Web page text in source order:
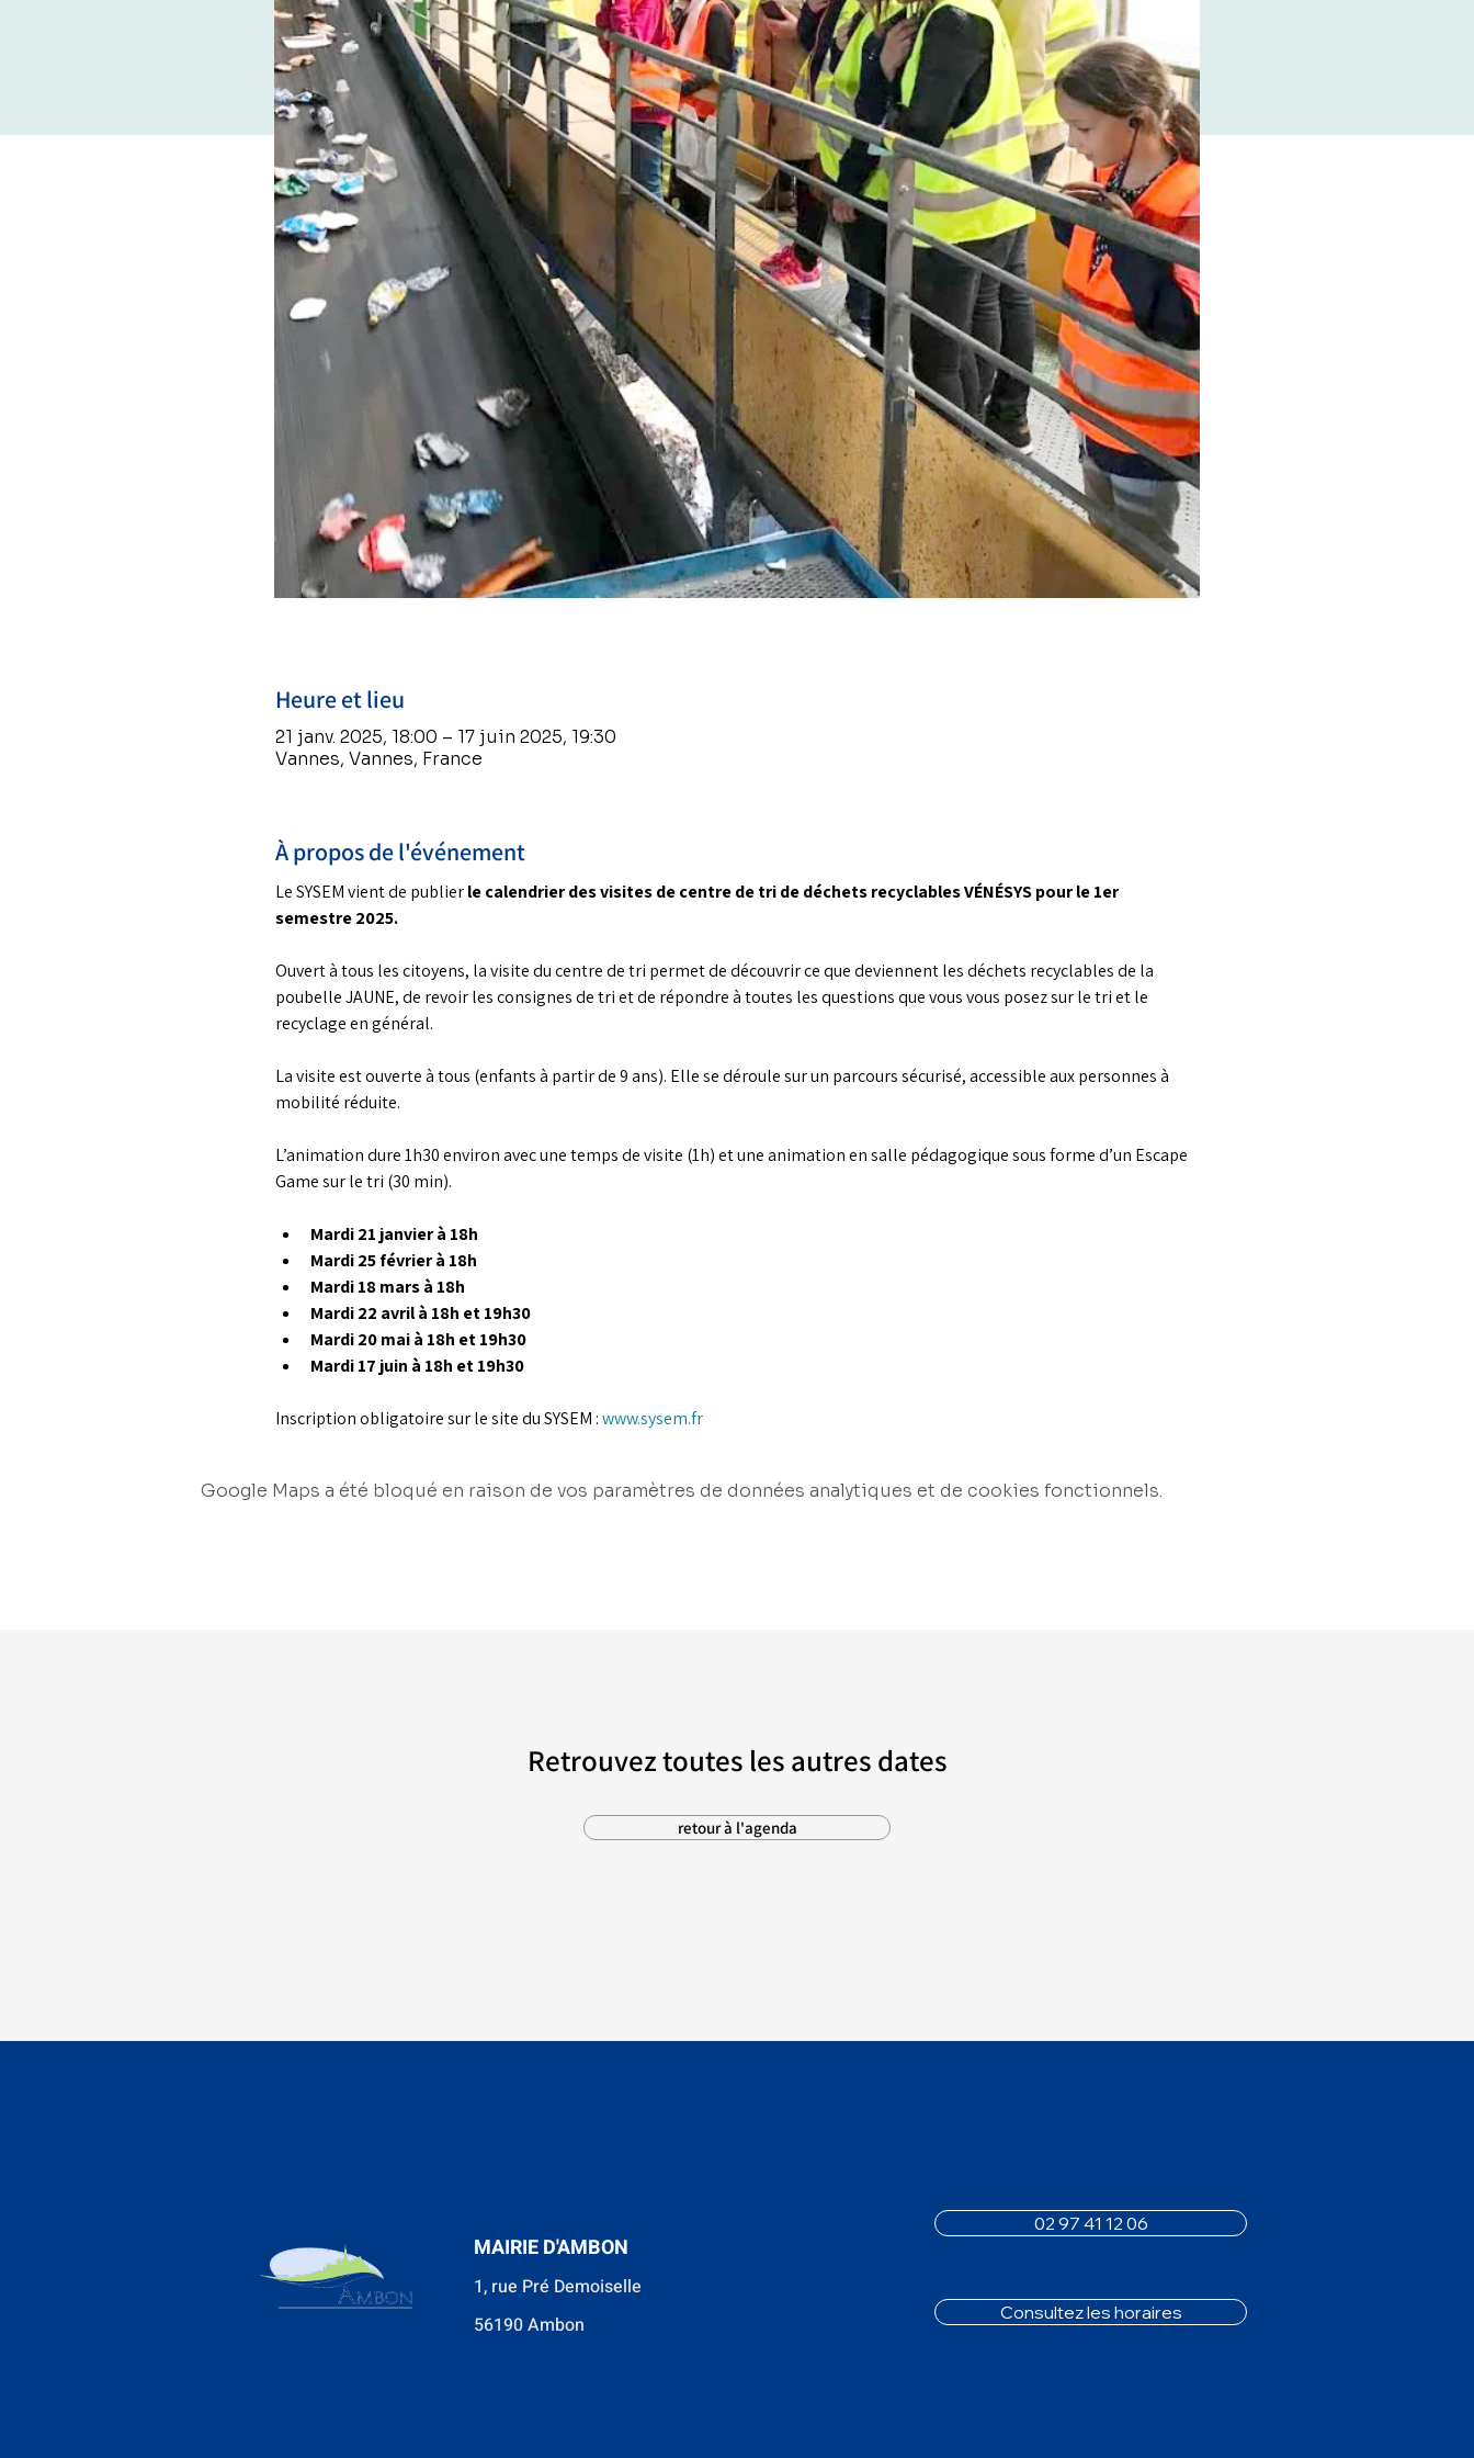
Heure et lieu
21 janv. 2025, 18:00 – 17 juin 2025, 19:30
Vannes, Vannes, France
À propos de l'événement
Le SYSEM vient de publier le calendrier des visites de centre de tri de déchets recyclables VÉNÉSYS pour le 1er
semestre 2025.
Ouvert à tous les citoyens, la visite du centre de tri permet de découvrir ce que deviennent les déchets recyclables de la
poubelle JAUNE, de revoir les consignes de tri et de répondre à toutes les questions que vous vous posez sur le tri et le
recyclage en général.
La visite est ouverte à tous (enfants à partir de 9 ans). Elle se déroule sur un parcours sécurisé, accessible aux personnes à
mobilité réduite.
L’animation dure 1h30 environ avec une temps de visite (1h) et une animation en salle pédagogique sous forme d’un Escape
Game sur le tri (30 min).
Mardi 21 janvier à 18h
Mardi 25 février à 18h
Mardi 18 mars à 18h
Mardi 22 avril à 18h et 19h30
Mardi 20 mai à 18h et 19h30
Mardi 17 juin à 18h et 19h30
Inscription obligatoire sur le site du SYSEM : www.sysem.fr
Google Maps a été bloqué en raison de vos paramètres de données analytiques et de cookies fonctionnels.
Retrouvez toutes les autres dates
retour à l'agenda
MAIRIE D'AMBON
1, rue Pré Demoiselle
56190 Ambon
02 97 41 12 06
Consultez les horaires